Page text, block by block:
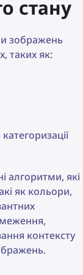
стану
зображень
таких як:
алгоритми, які
як кольори,
контексту